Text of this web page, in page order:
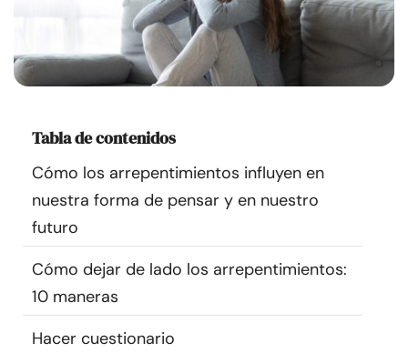
Comunidad
Encuentra un terapeuta
Idioma
nosotros
Tabla de contenidos
Cómo los arrepentimientos influyen en
nuestra forma de pensar y en nuestro
futuro
Cómo dejar de lado los arrepentimientos:
10 maneras
Hacer cuestionario